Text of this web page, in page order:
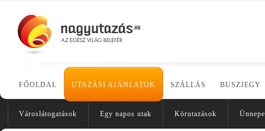
FŐOLDAL UTAZÁSI AJÁNLATOK SZÁLLÁS BUSZJEGY
Városlátogatások Egy napos utak Körutazások